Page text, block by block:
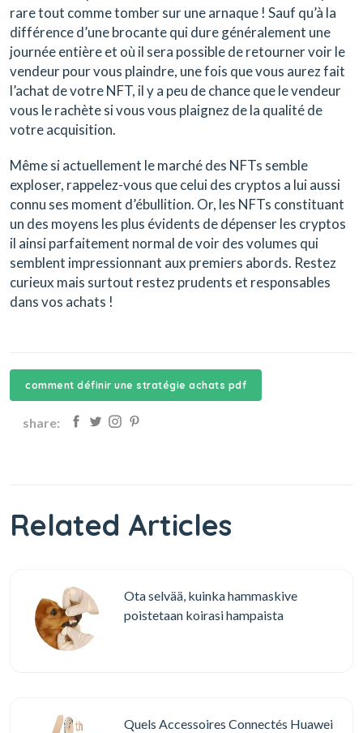
rare tout comme tomber sur une arnaque ! Sauf qu’à la
différence d’une brocante qui dure généralement une
journée entière et où il sera possible de retourner voir le
vendeur pour vous plaindre, une fois que vous aurez fait
l’achat de votre NFT, il y a peu de chance que le vendeur
vous le rachète si vous vous plaignez de la qualité de
votre acquisition.
Même si actuellement le marché des NFTs semble
exploser, rappelez-vous que celui des cryptos a lui aussi
connu ses moment d’ébullition. Or, les NFTs constituant
un des moyens les plus évidents de dépenser les cryptos
il ainsi parfaitement normal de voir des volumes qui
semblent impressionnant aux premiers abords. Restez
curieux mais surtout restez prudents et responsables
dans vos achats !
comment définir une stratégie achats pdf
share:
Related Articles
Ota selvää, kuinka hammaskive
poistetaan koirasi hampaista
Quels Accessoires Connectés Huawei